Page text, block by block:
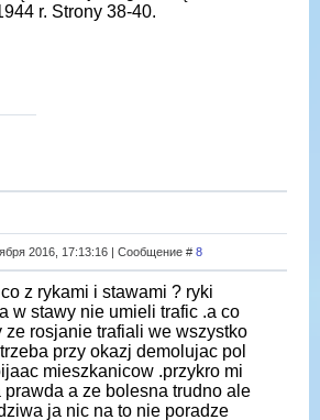
r. Strony 38-40.
2016, 17:13:16 | Сообщение # 8
z rykami i stawami ? ryki
w stawy nie umieli trafic .a co
ze rosjanie trafiali we wszystko
przy okazj demolujac pol
mieszkanicow .przykro mi
prawda a ze bolesna trudno ale
ja nic na to nie poradze